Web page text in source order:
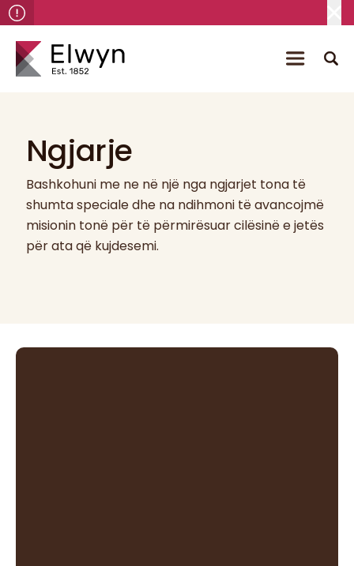
Ngjarje
Bashkohuni me ne në një nga ngjarjet tona të
shumta speciale dhe na ndihmoni të avancojmë
misionin tonë për të përmirësuar cilësinë e jetës
për ata që kujdesemi.